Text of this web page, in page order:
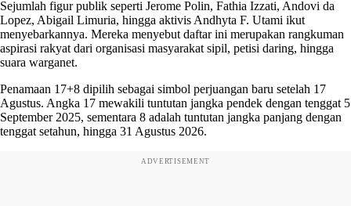
Sejumlah figur publik seperti Jerome Polin, Fathia Izzati, Andovi da
Lopez, Abigail Limuria, hingga aktivis Andhyta F. Utami ikut
menyebarkannya. Mereka menyebut daftar ini merupakan rangkuman
aspirasi rakyat dari organisasi masyarakat sipil, petisi daring, hingga
suara warganet.
Penamaan 17+8 dipilih sebagai simbol perjuangan baru setelah 17
Agustus. Angka 17 mewakili tuntutan jangka pendek dengan tenggat 5
September 2025, sementara 8 adalah tuntutan jangka panjang dengan
tenggat setahun, hingga 31 Agustus 2026.
ADVERTISEMENT